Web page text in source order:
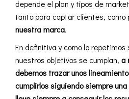
depende el plan y tipos de
tanto para captar clientes,
nuestra marca.
En definitiva y como lo
nuestros objetivos se cumplan,a
debemos trazar unos
cumplirlos siguiendo siempre